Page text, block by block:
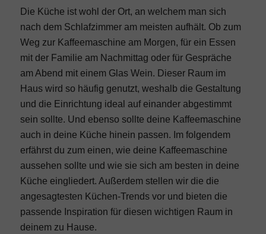
Die Küche ist wohl der Ort, an welchem man sich
nach dem Schlafzimmer am meisten aufhält. Ob zum
Weg zur Kaffeemaschine am Morgen, für ein Essen
mit der Familie am Nachmittag oder für Gespräche
am Abend mit einem Glas Wein. Dieser Raum im
Haus wird so häufig genutzt, weshalb die Gestaltung
und die Einrichtung ideal auf einander abgestimmt
sein sollte. Und ebenso sollte deine Kaffeemaschine
auch in deine Küche hinein passen. Im folgendem
erfährst du zum einen, wie deine Kaffeemaschine
aussehen sollte und wie sie sich am besten in deine
Küche eingliedert. Außerdem stellen wir die die
angesagtesten Küchen-Trends vor und bieten die
passende Inspiration für diesen wichtigen Raum in
deinem zu Hause.